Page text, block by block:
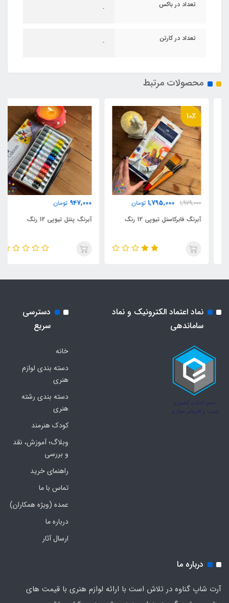
تعداد در باکس -
تعداد در کارتن -
محصولات مرتبط
10٪
1,979,000
1,795,000 تومان
آبرنگ فابرکاستل تیوپی 12 رنگ
947,000 تومان
آبرنگ پنتل تیوپی 12 رنگ
نماد اعتماد الکترونیک و نماد
ساماندهی
دسترسی
سریع
خانه
دسته بندی لوازم
هنری
دسته بندی رشته
هنری
کودک هنرمند
وبلاگ؛ آموزش، نقد
و بررسی
راهنمای خرید
تماس با ما
عمده (ویژه همکاران)
درباره ما
ارسال آثار
درباره ما
آرت شاپ گناوه در تلاش است با ارائه لوازم هنری با قیمت های